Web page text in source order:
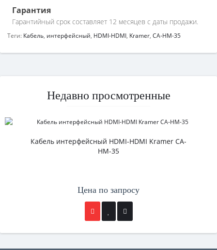
Гарантия
Гарантийный срок составляет 12 месяцев с даты продажи.
Теги: Кабель, интерфейсный, HDMI-HDMI, Kramer, CA-HM-35
Недавно просмотренные
Кабель интерфейсный HDMI-HDMI Kramer CA-
HM-35
Цена по запросу